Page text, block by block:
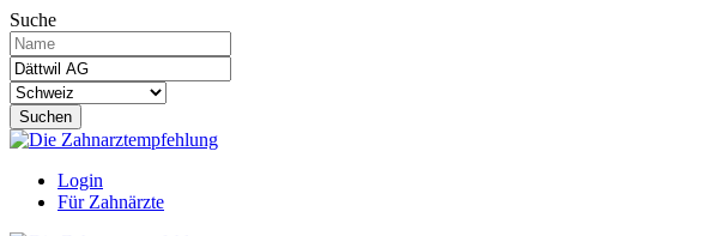
Suche
Suchen
Login
Für Zahnärzte